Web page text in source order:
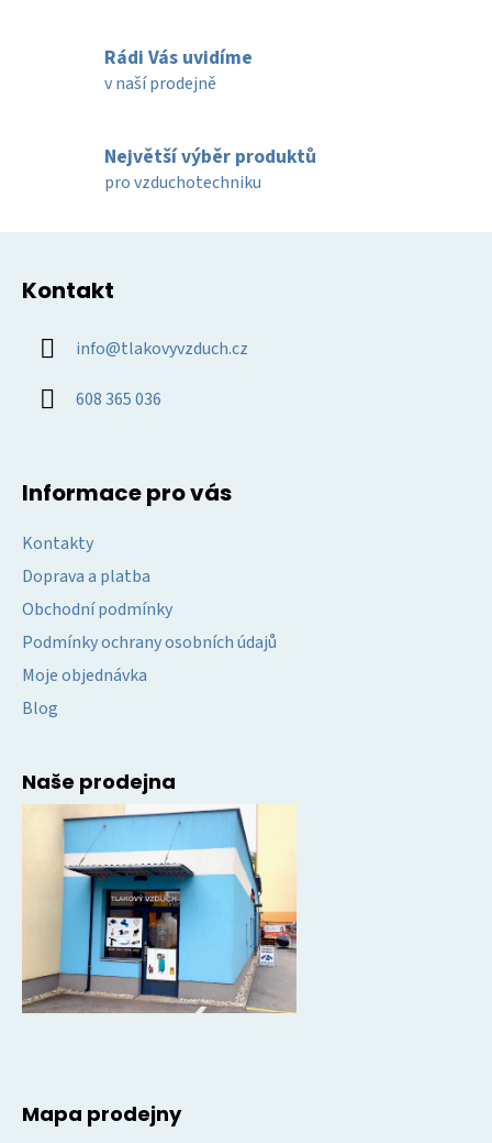
k
p
i
Rádi Vás uvidíme
v naší prodejně
Největší výběr produktů
pro vzduchotechniku
Kontakt
info@tlakovyvzduch.cz
608 365 036
Informace pro vás
Kontakty
Doprava a platba
Obchodní podmínky
Podmínky ochrany osobních údajů
Moje objednávka
Blog
Naše prodejna
Mapa prodejny